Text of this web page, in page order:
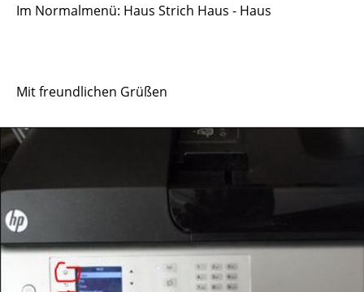
Im Normalmenü: Haus Strich Haus - Haus
Mit freundlichen Grüßen